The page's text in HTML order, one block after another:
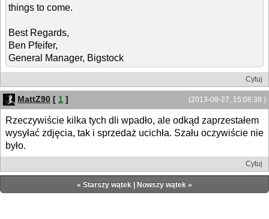
things to come.
Best Regards,
Ben Pfeifer,
General Manager, Bigstock
Cytuj
(2013-08-27, 15:08:38 )
MattZ90 [ 1 ]
Rzeczywiście kilka tych dli wpadło, ale odkąd zaprzestałem
wysyłać zdjęcia, tak i sprzedaż ucichła. Szału oczywiście nie
było.
Cytuj
« Starszy wątek Nowszy wątek »